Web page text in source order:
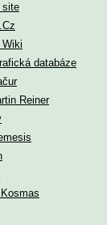
site
databáze
Reiner